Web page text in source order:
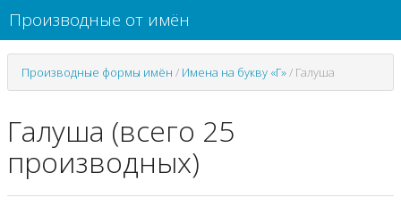
Производные от имён
Производные формы имён / Имена на букву «Г»/ Галуша
Галуша (всего 25
производных)